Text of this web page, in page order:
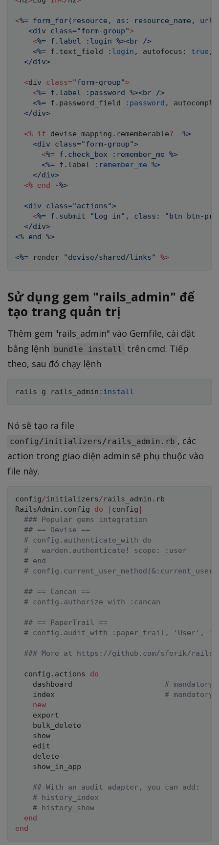
<%= form_for(resource, as: resource_name,
   <div class=
"form-group">
<%= f.label :login %><br />
    <%=
f . text_field :login , autofocus : true ,
  </div>
<div class="form-group">
<%= f.label :password %><br />
    <%=
f . password_field :password ,
  </div>
<% if devise_mapping . rememberable? -%>
    <div class="form-group">
<%= f.check_box :remember_me %>
      <%=
f . label :remember_me %>
    </div>
<% end -%>
  <div class="actions">
<%= f.submit "Log in", class: "btn btn-
  </div>
<% end %>
<%= render "devise/shared/links" %>
Sử dụng gem "rails_admin" để
tạo trang quản trị
Thêm gem "rails_admin" vào Gemfile, cài đặt
bằng lệnh bundle install
trên cmd. Tiếp
theo, sau đó chạy lệnh
rails g rails_admin :install
Nó sẽ tạo ra file
config/initializers/rails_admin.rb , các
action trong giao diện admin sẽ phụ thuộc vào
file này.
config/initializers/rails_admin .
RailsAdmin . config do | config |
### Popular gems integration
## == Devise ==
# config.authenticate_with do
#   warden.authenticate! scope: :user
# end
# config.current_user_method(&:current_user)
## == Cancan ==
# config.authorize_with :cancan
## == PaperTrail ==
# config.audit_with :paper_trail, 'User',
### More at https://github.com/sferik/
  config
. actions do
    dashboard
# mandatory
    index
# mandatory
new
    export
    bulk_delete
    show
    edit
    delete
    show_in_app
## With an audit adapter, you can add:
# history_index
# history_show
end
end